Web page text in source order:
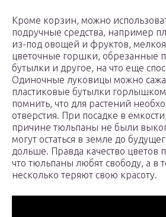
Кроме корзин, можно
подручные средства, например
из-под овощей и фруктов,
цветочные горшки, обрезанные
бутылки и другое, на что еще
Одиночные луковицы можно
пластиковые бутылки
помнить, что для растений
отверстия. При посадке в
причине тюльпаны не были
могут остаться в земле до
дольше. Правда качество цветов
что тюльпаны любят свободу, а в
несколько теряют свою красоту.